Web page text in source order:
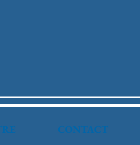
CONTACT